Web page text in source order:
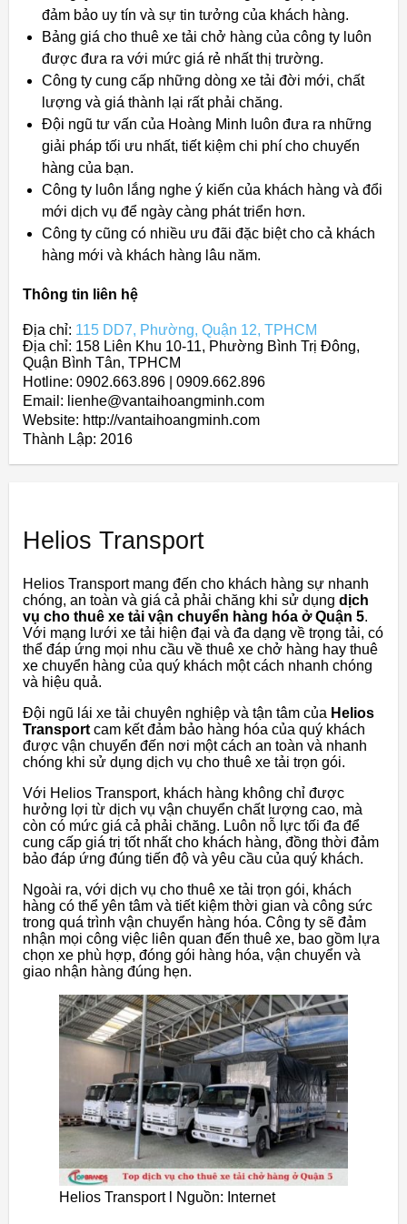
đảm bảo uy tín và sự tin tưởng của khách hàng.
Bảng giá cho thuê xe tải chở hàng của công ty luôn
được đưa ra với mức giá rẻ nhất thị trường.
Công ty cung cấp những dòng xe tải đời mới, chất
lượng và giá thành lại rất phải chăng.
Đội ngũ tư vấn của Hoàng Minh luôn đưa ra những
giải pháp tối ưu nhất, tiết kiệm chi phí cho chuyến
hàng của bạn.
Công ty luôn lắng nghe ý kiến của khách hàng và đổi
mới dịch vụ để ngày càng phát triển hơn.
Công ty cũng có nhiều ưu đãi đặc biệt cho cả khách
hàng mới và khách hàng lâu năm.
Thông tin liên hệ
Địa chỉ: 115 DD7, Phường, Quận 12, TPHCM
Địa chỉ: 158 Liên Khu 10-11, Phường Bình Trị Đông,
Quận Bình Tân, TPHCM
Hotline: 0902.663.896 | 0909.662.896
Email: lienhe@vantaihoangminh.com
Website: http://vantaihoangminh.com
Thành Lập: 2016
Helios Transport
Helios Transport mang đến cho khách hàng sự nhanh
chóng, an toàn và giá cả phải chăng khi sử dụng dịch
vụ cho thuê xe tải vận chuyển hàng hóa ở Quận 5.
Với mạng lưới xe tải hiện đại và đa dạng về trọng tải, có
thể đáp ứng mọi nhu cầu về thuê xe chở hàng hay thuê
xe chuyển hàng của quý khách một cách nhanh chóng
và hiệu quả.
Đội ngũ lái xe tải chuyên nghiệp và tận tâm của Helios
Transport cam kết đảm bảo hàng hóa của quý khách
được vận chuyển đến nơi một cách an toàn và nhanh
chóng khi sử dụng dịch vụ cho thuê xe tải trọn gói.
Với Helios Transport, khách hàng không chỉ được
hưởng lợi từ dịch vụ vận chuyển chất lượng cao, mà
còn có mức giá cả phải chăng. Luôn nỗ lực tối đa để
cung cấp giá trị tốt nhất cho khách hàng, đồng thời đảm
bảo đáp ứng đúng tiến độ và yêu cầu của quý khách.
Ngoài ra, với dịch vụ cho thuê xe tải trọn gói, khách
hàng có thể yên tâm và tiết kiệm thời gian và công sức
trong quá trình vận chuyển hàng hóa. Công ty sẽ đảm
nhận mọi công việc liên quan đến thuê xe, bao gồm lựa
chọn xe phù hợp, đóng gói hàng hóa, vận chuyển và
giao nhận hàng đúng hẹn.
Helios Transport l Nguồn: Internet